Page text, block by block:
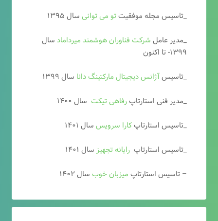
_تاسیس مجله موفقیتتو می توانی سال ۱۳۹۵
_مدیر عامل شرکت فناوران هوشمند میرداماد سال
۱۳۹۹- تا اکنون
_تاسیسآژانس دیجیتال مارکتینگ دانا سال ۱۳۹۹
_مدیر فنی استارتاپرفاهی تیکت سال ۱۴۰۰
_تاسیس استارتاپکارا سرویس سال ۱۴۰۱
_تاسیس استارتاپ رایانه تجهیز سال ۱۴۰۱
– تاسیس استارتاپ میزبان خوب سال ۱۴۰۲